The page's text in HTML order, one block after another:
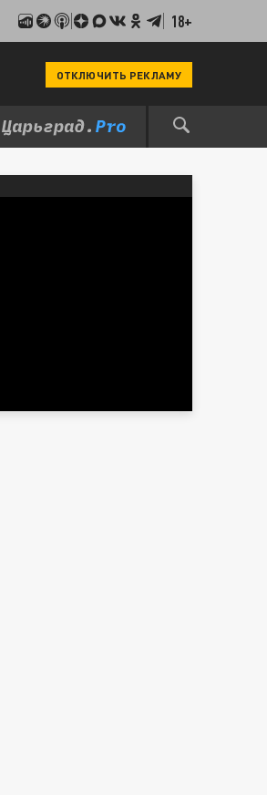
18+
ОТКЛЮЧИТЬ РЕКЛАМУ